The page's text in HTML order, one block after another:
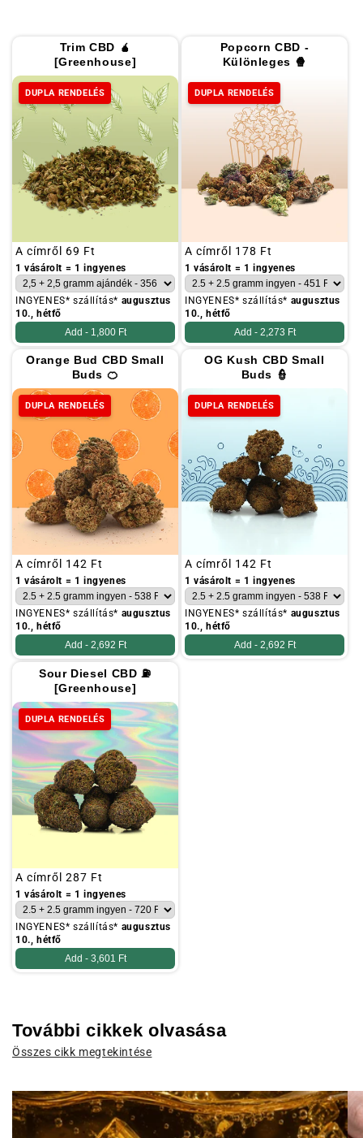
Trim CBD 🧉
[Greenhouse]
DUPLA RENDELÉS
Szokásos
ár
A címről 69 Ft
1 vásárolt = 1 ingyenes
INGYENES* szállítás* augusztus
10., hétfő
Add - 1,800 Ft
Popcorn CBD -
Különleges 🍿
DUPLA RENDELÉS
Szokásos
ár
A címről 178 Ft
1 vásárolt = 1 ingyenes
INGYENES* szállítás* augusztus
10., hétfő
Add - 2,273 Ft
Orange Bud CBD Small
Buds 🍊
DUPLA RENDELÉS
Szokásos
ár
A címről 142 Ft
1 vásárolt = 1 ingyenes
INGYENES* szállítás* augusztus
10., hétfő
Add - 2,692 Ft
OG Kush CBD Small
Buds 👮
DUPLA RENDELÉS
Szokásos
ár
A címről 142 Ft
1 vásárolt = 1 ingyenes
INGYENES* szállítás* augusztus
10., hétfő
Add - 2,692 Ft
Sour Diesel CBD ⛽
[Greenhouse]
DUPLA RENDELÉS
Szokásos
ár
A címről 287 Ft
1 vásárolt = 1 ingyenes
INGYENES* szállítás* augusztus
10., hétfő
Add - 3,601 Ft
További cikkek olvasása
Összes cikk megtekintése